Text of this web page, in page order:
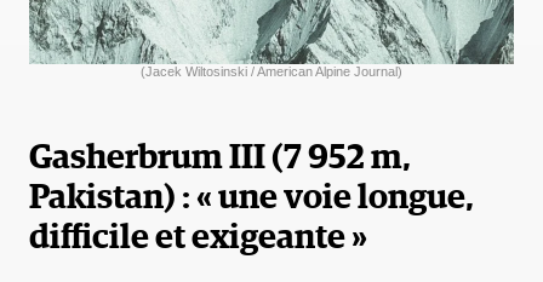
(Jacek Wiltosinski / American Alpine Journal)
Gasherbrum III (7 952 m,
Pakistan) : « une voie longue,
difficile et exigeante »